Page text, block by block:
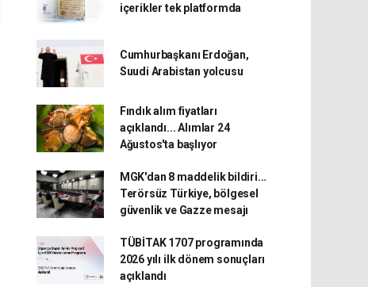
içerikler tek platformda
Cumhurbaşkanı Erdoğan,
Suudi Arabistan yolcusu
Fındık alım fiyatları
açıklandı... Alımlar 24
Ağustos'ta başlıyor
MGK'dan 8 maddelik bildiri...
Terörsüz Türkiye, bölgesel
güvenlik ve Gazze mesajı
TÜBİTAK 1707 programında
2026 yılı ilk dönem sonuçları
açıklandı